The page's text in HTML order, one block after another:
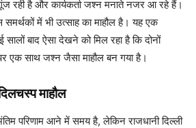
रही है और कार्यकर्ता जश्न मनाते नजर आ रहे हैं।
समर्थकों में भी उत्साह का माहौल है। यह एक
सालों बाद ऐसा देखने को मिल रहा है कि दोनों
एक साथ जश्न जैसा माहौल बन गया है।
माहौल
परिणाम आने में समय है, लेकिन राजधानी दिल्ली